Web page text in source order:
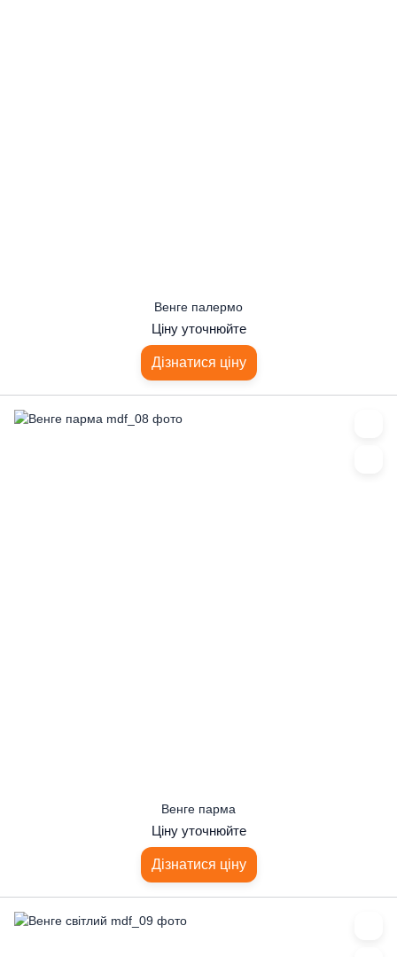
Венге палермо
Ціну уточнюйте
Дізнатися ціну
Венге парма
Ціну уточнюйте
Дізнатися ціну